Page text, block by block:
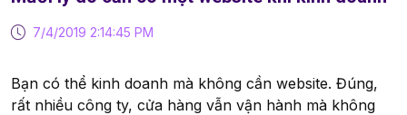
7/4/2019 2:14:45 PM
Bạn có thể kinh doanh mà không cần website. Đúng,
rất nhiều công ty, cửa hàng vẫn vận hành mà không